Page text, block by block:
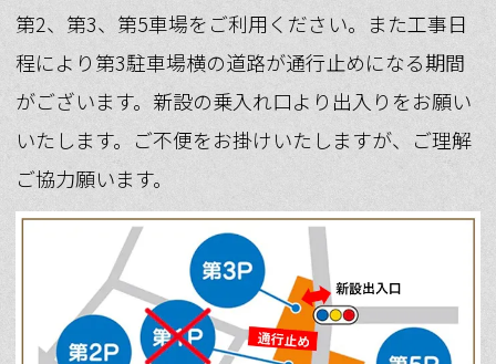
第2、第3、第5車場をご利用ください。また工事日
程により第3駐車場横の道路が通行止めになる期間
がございます。新設の乗入れ口より出入りをお願い
いたします。ご不便をお掛けいたしますが、ご理解
ご協力願います。